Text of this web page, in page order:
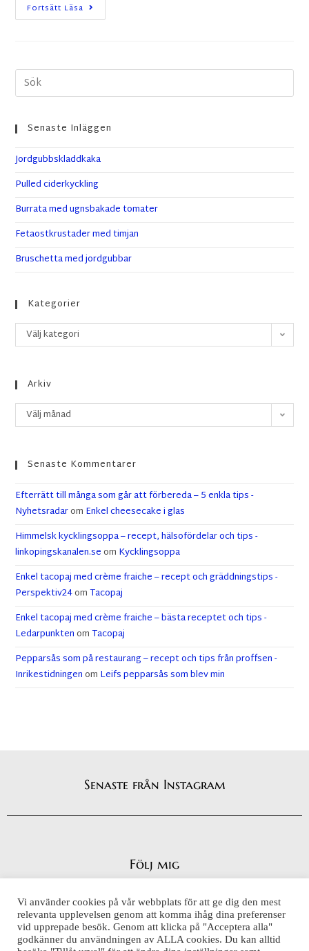
Fortsätt Läsa
Senaste Inläggen
Jordgubbskladdkaka
Pulled ciderkyckling
Burrata med ugnsbakade tomater
Fetaostkrustader med timjan
Bruschetta med jordgubbar
Kategorier
Välj kategori
Arkiv
Välj månad
Senaste Kommentarer
Efterrätt till många som går att förbereda – 5 enkla tips -
Nyhetsradarom Enkel cheesecake i glas
Himmelsk kycklingsoppa – recept, hälsofördelar och tips -
linkopingskanalen.seom Kycklingsoppa
Enkel tacopaj med crème fraiche – recept och gräddningstips -
Perspektiv24omTacopaj
Enkel tacopaj med crème fraiche – bästa receptet och tips -
LedarpunktenomTacopaj
Pepparsås som på restaurang – recept och tips från proffsen -
Inrikestidningenom Leifs pepparsås som blev min
Senaste från Instagram
Följ mig
Integritetspolicy
Cookiepolicy
Vi använder cookies på vår webbplats för att ge dig den mest
relevanta upplevelsen genom att komma ihåg dina preferenser
vid upprepade besök. Genom att klicka på "Acceptera alla"
godkänner du användningen av ALLA cookies. Du kan alltid